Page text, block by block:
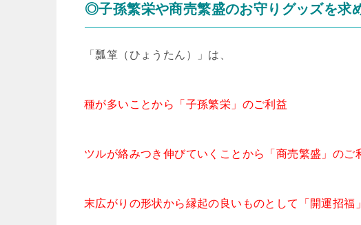
◎子孫繁栄や商売繁盛のお守りグッズを求
「瓢箪（ひょうたん）」は、
種が多いことから「子孫繁栄」のご利益
ツルが絡みつき伸びていくことから「商売繁盛」のご
末広がりの形状から縁起の良いものとして「開運招福